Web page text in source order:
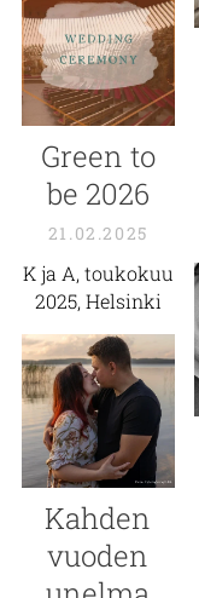
Green to
be 2026
21.02.2025
K ja A, toukokuu
2025, Helsinki
Kahden
vuoden